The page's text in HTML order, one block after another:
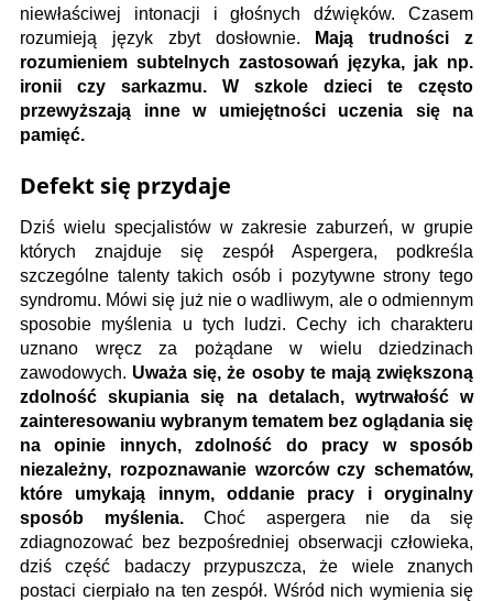
niewłaściwej intonacji i głośnych dźwięków. Czasem
rozumieją język zbyt dosłownie.
Mają trudności z
rozumieniem subtelnych zastosowań języka, jak np.
ironii czy sarkazmu. W szkole dzieci te często
przewyższają inne w umiejętności uczenia się na
pamięć.
Defekt się przydaje
Dziś wielu specjalistów w zakresie zaburzeń, w grupie
których znajduje się zespół Aspergera, podkreśla
szczególne talenty takich osób i pozytywne strony tego
syndromu. Mówi się już nie o wadliwym, ale o odmiennym
sposobie myślenia u tych ludzi. Cechy ich charakteru
uznano wręcz za pożądane w wielu dziedzinach
zawodowych. Uważa się, że osoby te mają zwiększoną
zdolność skupiania się na detalach, wytrwałość w
zainteresowaniu wybranym tematem bez oglądania się
na opinie innych, zdolność do pracy w sposób
niezależny, rozpoznawanie wzorców czy schematów,
które umykają innym, oddanie pracy i oryginalny
sposób myślenia.Choć aspergera nie da się
zdiagnozować bez bezpośredniej obserwacji człowieka,
dziś część badaczy przypuszcza, że wiele znanych
postaci cierpiało na ten zespół. Wśród nich wymienia się